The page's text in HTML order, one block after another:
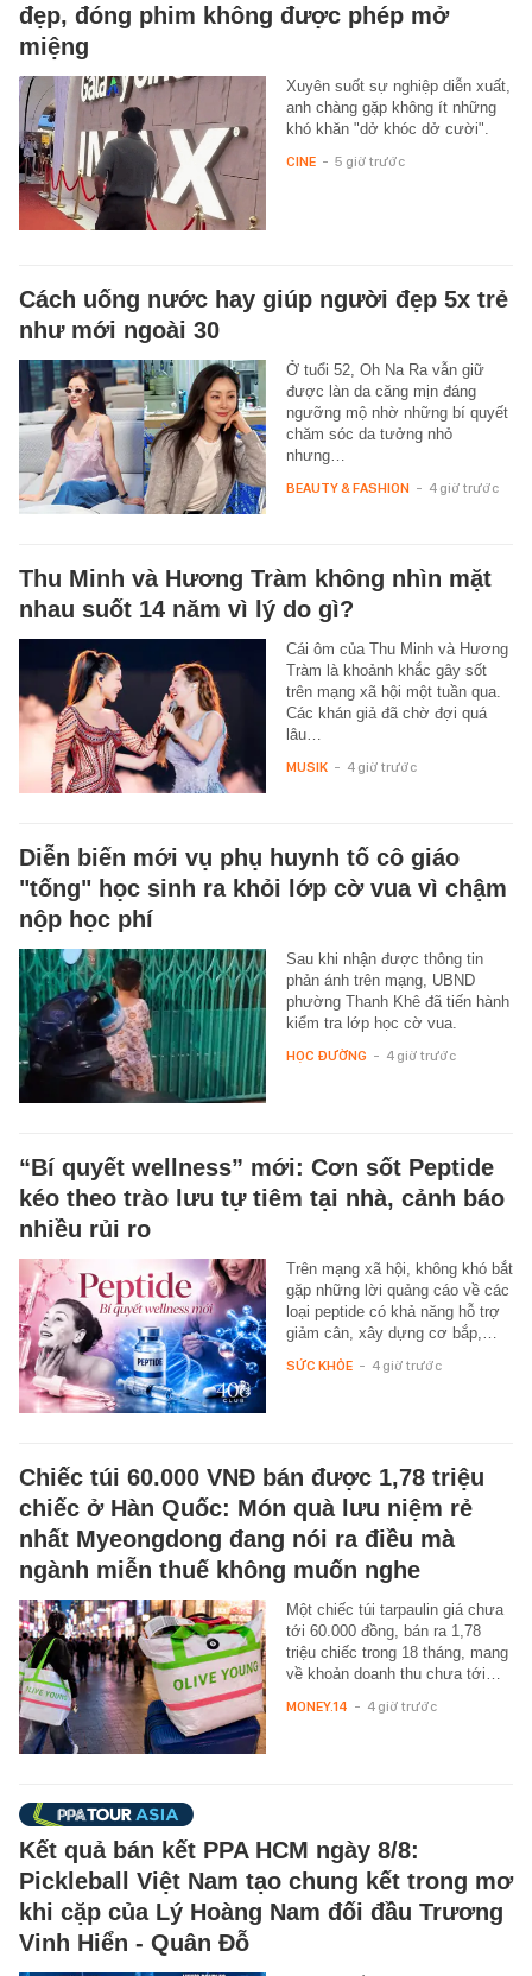
đẹp, đóng phim không được phép mở
miệng
Xuyên suốt sự nghiệp diễn xuất,
anh chàng gặp không ít những
khó khăn "dở khóc dở cười".
CINE - 5 giờ trước
Cách uống nước hay giúp người đẹp 5x trẻ
như mới ngoài 30
Ở tuổi 52, Oh Na Ra vẫn giữ
được làn da căng mịn đáng
ngưỡng mộ nhờ những bí quyết
chăm sóc da tưởng nhỏ
nhưng…
BEAUTY & FASHION - 4 giờ trước
Thu Minh và Hương Tràm không nhìn mặt
nhau suốt 14 năm vì lý do gì?
Cái ôm của Thu Minh và Hương
Tràm là khoảnh khắc gây sốt
trên mạng xã hội một tuần qua.
Các khán giả đã chờ đợi quá
lâu…
MUSIK - 4 giờ trước
Diễn biến mới vụ phụ huynh tố cô giáo
"tống" học sinh ra khỏi lớp cờ vua vì chậm
nộp học phí
Sau khi nhận được thông tin
phản ánh trên mạng, UBND
phường Thanh Khê đã tiến hành
kiểm tra lớp học cờ vua.
HỌC ĐƯỜNG - 4 giờ trước
“Bí quyết wellness” mới: Cơn sốt Peptide
kéo theo trào lưu tự tiêm tại nhà, cảnh báo
nhiều rủi ro
Trên mạng xã hội, không khó bắt
gặp những lời quảng cáo về các
loại peptide có khả năng hỗ trợ
giảm cân, xây dựng cơ bắp,…
SỨC KHỎE - 4 giờ trước
Chiếc túi 60.000 VNĐ bán được 1,78 triệu
chiếc ở Hàn Quốc: Món quà lưu niệm rẻ
nhất Myeongdong đang nói ra điều mà
ngành miễn thuế không muốn nghe
Một chiếc túi tarpaulin giá chưa
tới 60.000 đồng, bán ra 1,78
triệu chiếc trong 18 tháng, mang
về khoản doanh thu chưa tới…
MONEY.14 - 4 giờ trước
Kết quả bán kết PPA HCM ngày 8/8:
Pickleball Việt Nam tạo chung kết trong mơ
khi cặp của Lý Hoàng Nam đối đầu Trương
Vinh Hiển - Quân Đỗ